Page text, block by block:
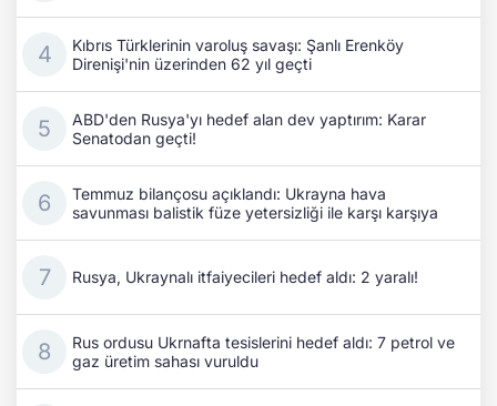
Kıbrıs Türklerinin varoluş savaşı: Şanlı Erenköy
Direnişi'nin üzerinden 62 yıl geçti
ABD'den Rusya'yı hedef alan dev yaptırım: Karar
Senatodan geçti!
Temmuz bilançosu açıklandı: Ukrayna hava
savunması balistik füze yetersizliği ile karşı karşıya
Rusya, Ukraynalı itfaiyecileri hedef aldı: 2 yaralı!
Rus ordusu Ukrnafta tesislerini hedef aldı: 7 petrol ve
gaz üretim sahası vuruldu